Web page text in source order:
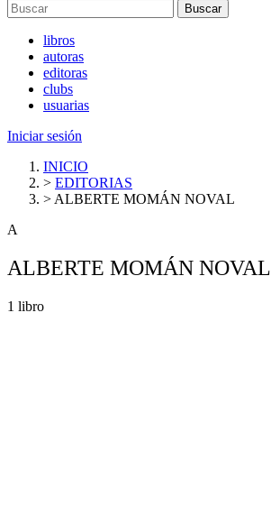
Buscar
libros
autoras
editoras
clubs
usuarias
Iniciar sesión
INICIO
> EDITORIAS
> ALBERTE MOMÁN NOVAL
A
ALBERTE MOMÁN NOVAL
1 libro